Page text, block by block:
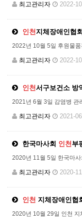
최고관리자 2022-
인천 지체장애인협
2022년 10월 5일 후원물
최고관리자 2022-
인천서구보건소 방
2021년 6월 3일 감염병 관
최고관리자 2021-
한국마사회 인천 부
2020년 11월 5일 한국마
최고관리자 2020-
인천 지체장애인협
2020년 10월 29일 인천 지